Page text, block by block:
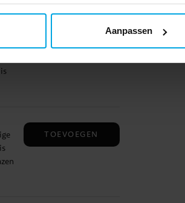
Aanpassen
TOEVOEGEN